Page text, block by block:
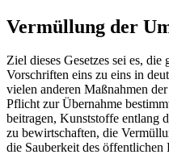
Vermüllung der
Ziel dieses Gesetzes sei es,
Vorschriften eins zu eins in
vielen anderen Maßnahmen
Pflicht zur Übernahme
beitragen, Kunststoffe entlang
zu bewirtschaften, die
die Sauberkeit des öffentlichen